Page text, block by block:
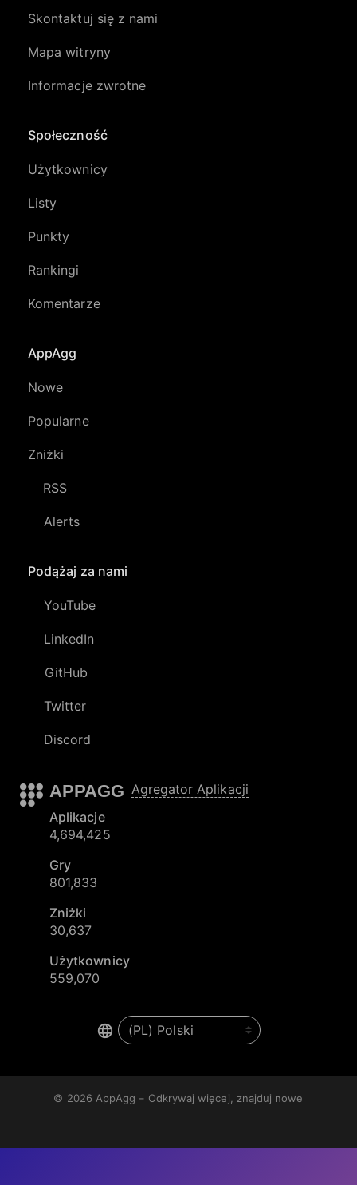
Skontaktuj się z nami
Mapa witryny
Informacje zwrotne
Społeczność
Użytkownicy
Listy
Punkty
Rankingi
Komentarze
AppAgg
Nowe
Popularne
Zniżki
RSS
Alerts
Podążaj za nami
YouTube
LinkedIn
GitHub
Twitter
Discord
APPAGG Agregator Aplikacji
Aplikacje
4,694,425
Gry
801,833
Zniżki
30,637
Użytkownicy
559,070
© 2026 AppAgg – Odkrywaj więcej, znajduj nowe